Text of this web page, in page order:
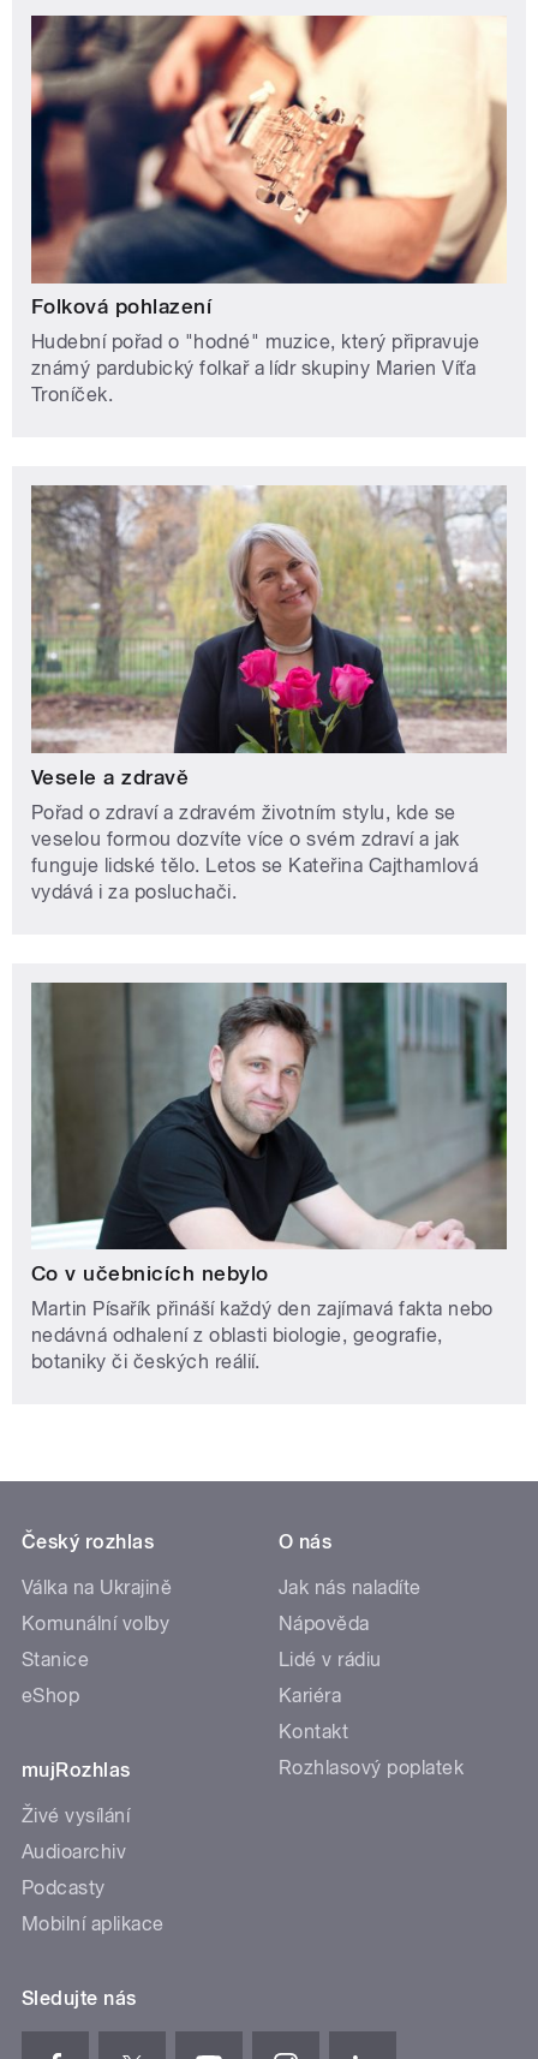
Folková pohlazení
Hudební pořad o "hodné" muzice, který připravuje
známý pardubický folkař a lídr skupiny Marien Víťa
Troníček.
Vesele a zdravě
Pořad o zdraví a zdravém životním stylu, kde se
veselou formou dozvíte více o svém zdraví a jak
funguje lidské tělo. Letos se Kateřina Cajthamlová
vydává i za posluchači.
Co v učebnicích nebylo
Martin Písařík přináší každý den zajímavá fakta nebo
nedávná odhalení z oblasti biologie, geografie,
botaniky či českých reálií.
Český rozhlas
Válka na Ukrajině
Komunální volby
Stanice
eShop
mujRozhlas
Živé vysílání
Audioarchiv
Podcasty
Mobilní aplikace
O nás
Jak nás naladíte
Nápověda
Lidé v rádiu
Kariéra
Kontakt
Rozhlasový poplatek
Sledujte nás